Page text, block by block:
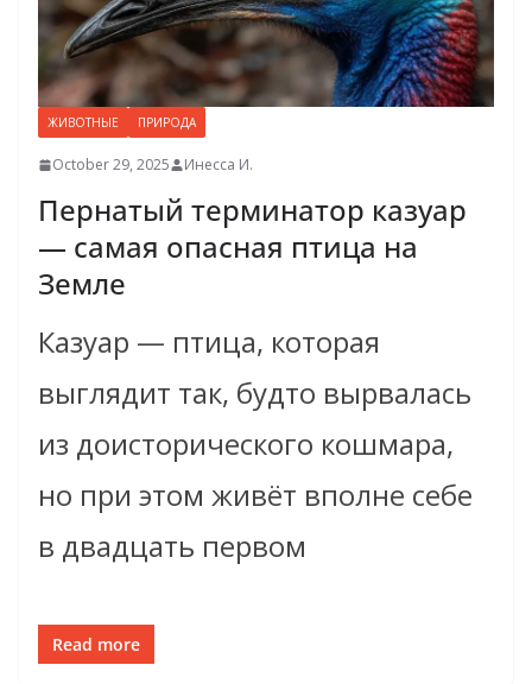
ЖИВОТНЫЕ ПРИРОДА
October 29, 2025 Инесса И.
Пернатый терминатор казуар
— самая опасная птица на
Земле
Казуар — птица, которая
выглядит так, будто вырвалась
из доисторического кошмара,
но при этом живёт вполне себе
в двадцать первом
Read more